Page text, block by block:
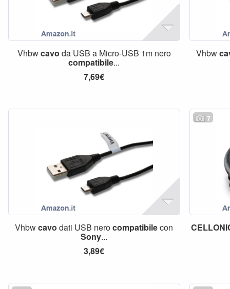
Vhbwcavo da USB a Micro-USB 1m nero
compatibile...
7,69€
Vhbw
Vhbwcavo dati USB nerocompatibilecon
Sony...
3,89€
7